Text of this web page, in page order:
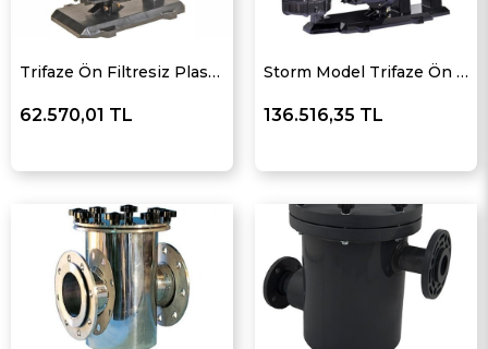
Trifaze Ön Filtresiz Plastik Havuz Pompası
62.570,01 TL
Storm Model Trifaze Ön Filtreli Havuz Pompası
136.516,35 TL